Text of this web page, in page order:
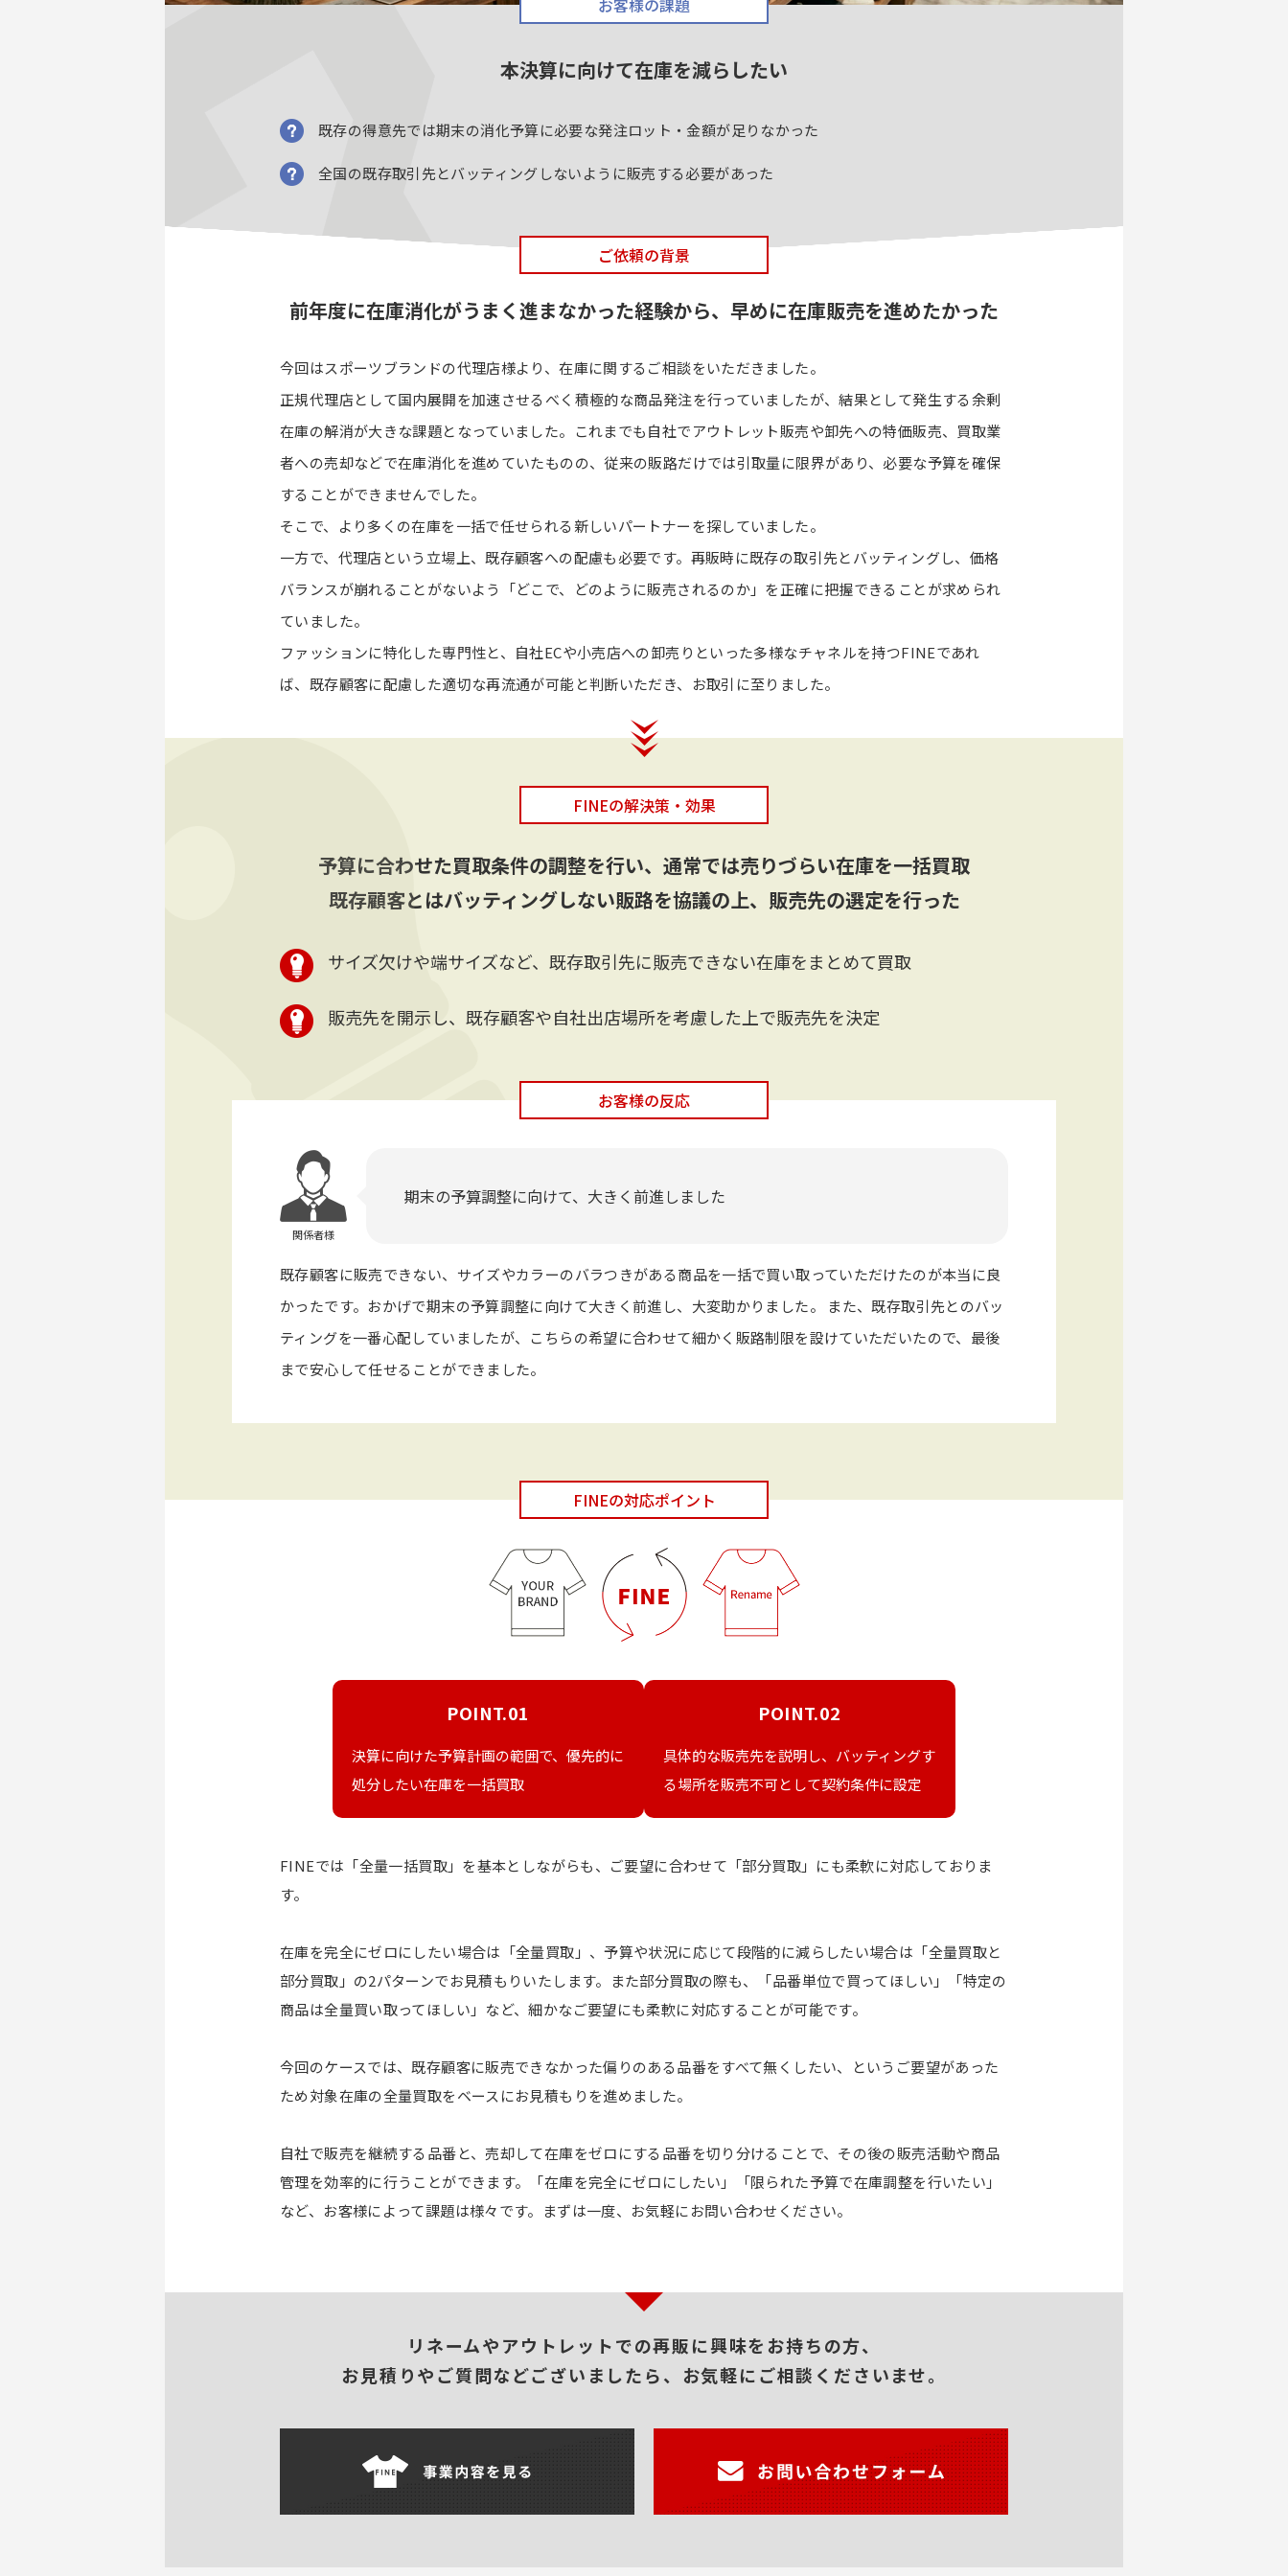
本決算に向けて在庫を減らしたい
既存の得意先では期末の消化予算に必要な発注ロット・金額が足りなかった
全国の既存取引先とバッティングしないように販売する必要があった
ご依頼の背景
前年度に在庫消化がうまく進まなかった経験から、早めに在庫販売を進めたかった
今回はスポーツブランドの代理店様より、在庫に関するご相談をいただきました。
正規代理店として国内展開を加速させるべく積極的な商品発注を行っていましたが、結果として発生する余剰
在庫の解消が大きな課題となっていました。これまでも自社でアウトレット販売や卸先への特価販売、買取業
者への売却などで在庫消化を進めていたものの、従来の販路だけでは引取量に限界があり、必要な予算を確保
することができませんでした。
そこで、より多くの在庫を一括で任せられる新しいパートナーを探していました。
一方で、代理店という立場上、既存顧客への配慮も必要です。再販時に既存の取引先とバッティングし、価格
バランスが崩れることがないよう「どこで、どのように販売されるのか」を正確に把握できることが求められ
ていました。
ファッションに特化した専門性と、自社ECや小売店への卸売りといった多様なチャネルを持つFINEであれ
ば、既存顧客に配慮した適切な再流通が可能と判断いただき、お取引に至りました。
FINEの解決策・効果
予算に合わせた買取条件の調整を行い、通常では売りづらい在庫を一括買取
既存顧客とはバッティングしない販路を協議の上、販売先の選定を行った
サイズ欠けや端サイズなど、既存取引先に販売できない在庫をまとめて買取
販売先を開示し、既存顧客や自社出店場所を考慮した上で販売先を決定
お客様の反応
関係者様
期末の予算調整に向けて、大きく前進しました
既存顧客に販売できない、サイズやカラーのバラつきがある商品を一括で買い取っていただけたのが本当に良
かったです。おかげで期末の予算調整に向けて大きく前進し、大変助かりました。 また、既存取引先とのバッ
ティングを一番心配していましたが、こちらの希望に合わせて細かく販路制限を設けていただいたので、最後
まで安心して任せることができました。
FINEの対応ポイント
POINT.01
決算に向けた予算計画の範囲で、優先的に
処分したい在庫を一括買取
POINT.02
具体的な販売先を説明し、バッティングす
る場所を販売不可として契約条件に設定
FINEでは「全量一括買取」を基本としながらも、ご要望に合わせて「部分買取」にも柔軟に対応しておりま
す。
在庫を完全にゼロにしたい場合は「全量買取」、予算や状況に応じて段階的に減らしたい場合は「全量買取と
部分買取」の2パターンでお見積もりいたします。また部分買取の際も、「品番単位で買ってほしい」「特定の
商品は全量買い取ってほしい」など、細かなご要望にも柔軟に対応することが可能です。
今回のケースでは、既存顧客に販売できなかった偏りのある品番をすべて無くしたい、というご要望があった
ため対象在庫の全量買取をベースにお見積もりを進めました。
自社で販売を継続する品番と、売却して在庫をゼロにする品番を切り分けることで、その後の販売活動や商品
管理を効率的に行うことができます。「在庫を完全にゼロにしたい」「限られた予算で在庫調整を行いたい」
など、お客様によって課題は様々です。まずは一度、お気軽にお問い合わせください。
リネームやアウトレットでの再販に興味をお持ちの方、
お見積りやご質問などございましたら、お気軽にご相談くださいませ。